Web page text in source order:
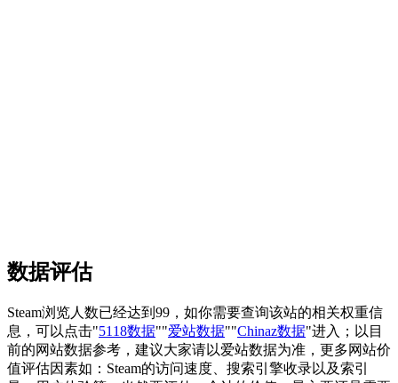
数据评估
Steam浏览人数已经达到99，如你需要查询该站的相关权重信
息，可以点击"5118数据""爱站数据""Chinaz数据"进入；以目
前的网站数据参考，建议大家请以爱站数据为准，更多网站价
值评估因素如：Steam的访问速度、搜索引擎收录以及索引